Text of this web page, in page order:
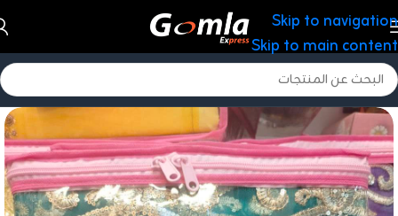
Skip to navigation
Skip to main content